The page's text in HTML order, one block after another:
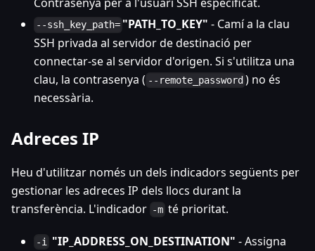
--ssh_key_path= "PATH_TO_KEY" - Camí a la clau
SSH privada al servidor de destinació per
connectar-se al servidor d'origen. Si s'utilitza una
clau, la contrasenya ( --remote_password ) no és
necessària.
Adreces IP
Heu d'utilitzar només un dels indicadors següents per
gestionar les adreces IP dels llocs durant la
transferència. L'indicador -m té prioritat.
-i "IP_ADDRESS_ON_DESTINATION" - Assigna